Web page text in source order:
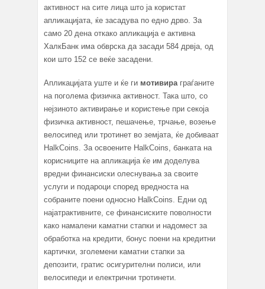
активност на сите лица што ја користат
апликацијата, ќе засадува по едно дрво. За
само 20 дена откако апликација е активна
ХалкБанк има обврска да засади 584 дрвја, од
кои што 152 се веќе засадени.
Апликацијата уште и ќе ги мотивираграѓаните
на поголема физичка активност. Така што, со
нејзиното активирање и користење при секоја
физичка активност, пешачење, трчање, возење
велосипед или тротинет во земјата, ќе добиваат
HalkCoins. За освоените HalkCoins, банката на
корисниците на апликација ќе им доделува
вредни финансиски олеснувања за своите
услуги и подароци според вредноста на
собраните поени односно HalkCoins. Едни од
најатрактивните, се финансиските поволности
како намалени каматни стапки и надомест за
обработка на кредити, бонус поени на кредитни
картички, зголемени каматни стапки за
депозити, гратис осигурителни полиси, или
велосипеди и електрични тротинети.